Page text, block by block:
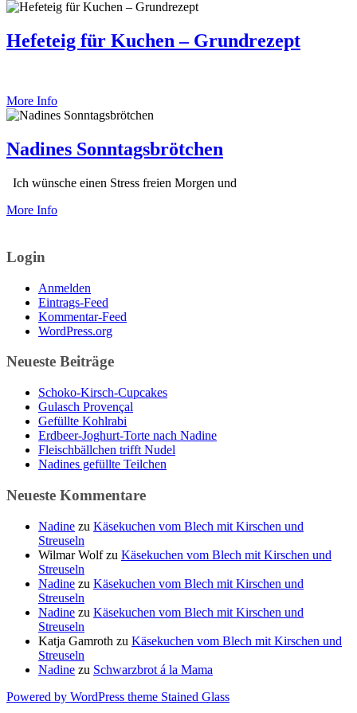
Hefeteig für Kuchen – Grundrezept
More Info
Nadines Sonntagsbrötchen
Ich wünsche einen Stress freien Morgen und
More Info
Login
Anmelden
Eintrags-Feed
Kommentar-Feed
WordPress.org
Neueste Beiträge
Schoko-Kirsch-Cupcakes
Gulasch Provençal
Gefüllte Kohlrabi
Erdbeer-Joghurt-Torte nach Nadine
Fleischbällchen trifft Nudel
Nadines gefüllte Teilchen
Neueste Kommentare
Nadine zu Käsekuchen vom Blech mit Kirschen und
Streuseln
Wilmar Wolfzu Käsekuchen vom Blech mit Kirschen und
Streuseln
Nadine zu Käsekuchen vom Blech mit Kirschen und
Streuseln
Nadine zu Käsekuchen vom Blech mit Kirschen und
Streuseln
Katja Gamroth zu Käsekuchen vom Blech mit Kirschen und
Streuseln
Nadine zu Schwarzbrot á la Mama
Powered by WordPress theme Stained Glass